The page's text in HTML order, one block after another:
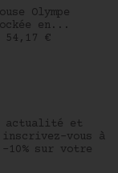
AU PANIER
Olympe
en...
Prix
54,17 €
actualité et
vous à
sur votre